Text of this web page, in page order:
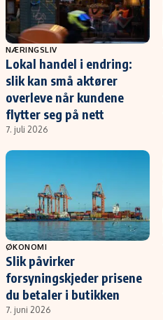
NÆRINGSLIV
Lokal handel i endring:
slik kan små aktører
overleve når kundene
flytter seg på nett
7. juli 2026
ØKONOMI
Slik påvirker
forsyningskjeder prisene
du betaler i butikken
7. juni 2026